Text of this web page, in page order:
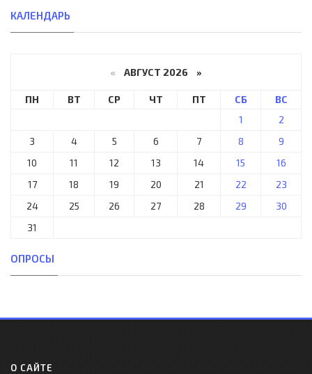
КАЛЕНДАРЬ
« АВГУСТ 2026 »
ПН ВТ СР ЧТ ПТ СБ
ВС
1
2
3
4 5 6 7 8
9
10
11 12 13 14 15
16
17
18 19 20 21 22
23
24
25 26 27 28 29
30
31
ОПРОСЫ
О САЙТЕ